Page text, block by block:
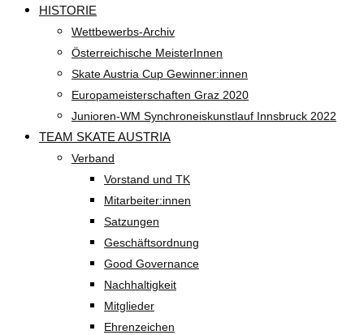
HISTORIE
Wettbewerbs-Archiv
Österreichische MeisterInnen
Skate Austria Cup Gewinner:innen
Europameisterschaften Graz 2020
Junioren-WM Synchroneiskunstlauf Innsbruck 2022
TEAM SKATE AUSTRIA
Verband
Vorstand und TK
Mitarbeiter:innen
Satzungen
Geschäftsordnung
Good Governance
Nachhaltigkeit
Mitglieder
Ehrenzeichen